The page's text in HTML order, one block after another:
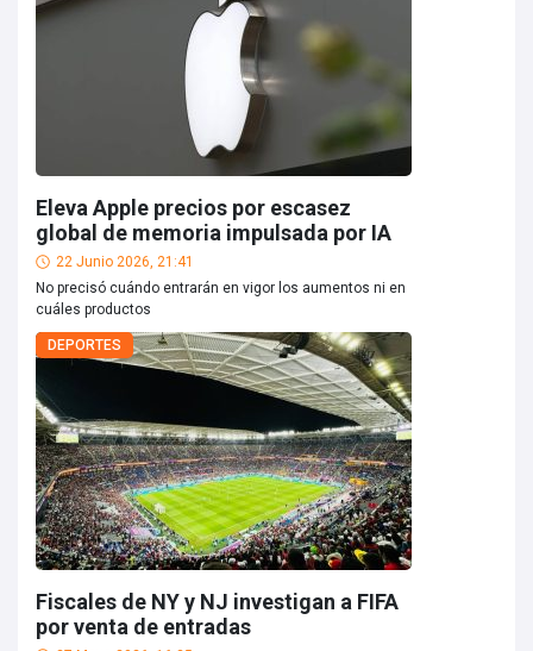
Eleva Apple precios por escasez
global de memoria impulsada por IA
22 Junio 2026, 21:41
No precisó cuándo entrarán en vigor los aumentos ni en
cuáles productos
DEPORTES
Fiscales de NY y NJ investigan a FIFA
por venta de entradas